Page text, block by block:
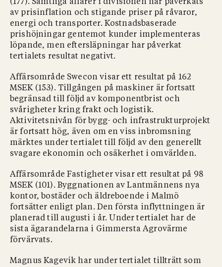
(177). Samtliga affärer i divisionen har påverkats
av prisinflation och stigande priser på råvaror,
energi och transporter. Kostnadsbaserade
prishöjningar gentemot kunder implementeras
löpande, men eftersläpningar har påverkat
tertialets resultat negativt.
Affärsområde Swecon visar ett resultat på 162
MSEK (153). Tillgången på maskiner är fortsatt
begränsad till följd av komponentbrist och
svårigheter kring frakt och logistik.
Aktivitetsnivån för bygg- och infrastrukturprojekt
är fortsatt hög, även om en viss inbromsning
märktes under tertialet till följd av den generellt
svagare ekonomin och osäkerhet i omvärlden.
Affärsområde Fastigheter visar ett resultat på 98
MSEK (101). Byggnationen av Lantmännens nya
kontor, bostäder och äldreboende i Malmö
fortsätter enligt plan. Den första inflyttningen är
planerad till augusti i år. Under tertialet har de
sista ägarandelarna i Gimmersta Agrovärme
förvärvats.
Magnus Kagevik har under tertialet tillträtt som